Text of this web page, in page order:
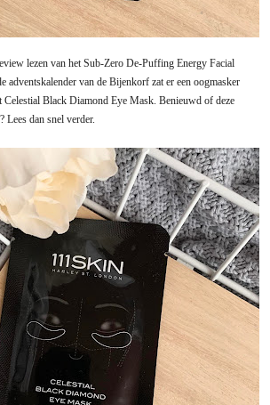
lezen van het Sub-Zero De-Puffing Energy Facial
van de Bijenkorf zat er een oogmasker
Celestial Black Diamond Eye Mask. Benieuwd of deze
Lees dan snel verder.